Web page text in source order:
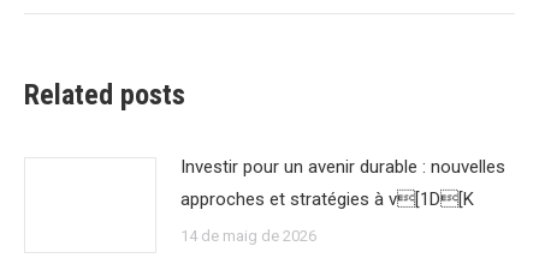
Related posts
Investir pour un avenir durable : nouvelles
approches et stratégies à v[1D[K
14 de maig de 2026